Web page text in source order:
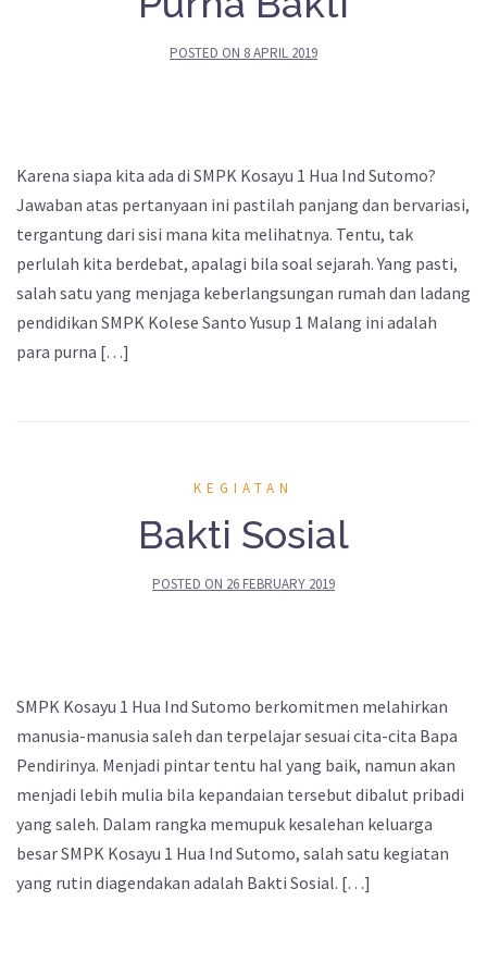
POSTED ON 8 APRIL 2019
Karena siapa kita ada di SMPK Kosayu 1 Hua Ind Sutomo?
Jawaban atas pertanyaan ini pastilah panjang dan bervariasi,
tergantung dari sisi mana kita melihatnya. Tentu, tak
perlulah kita berdebat, apalagi bila soal sejarah. Yang pasti,
salah satu yang menjaga keberlangsungan rumah dan ladang
pendidikan SMPK Kolese Santo Yusup 1 Malang ini adalah
para purna […]
KEGIATAN
Bakti Sosial
POSTED ON 26 FEBRUARY 2019
SMPK Kosayu 1 Hua Ind Sutomo berkomitmen melahirkan
manusia-manusia saleh dan terpelajar sesuai cita-cita Bapa
Pendirinya. Menjadi pintar tentu hal yang baik, namun akan
menjadi lebih mulia bila kepandaian tersebut dibalut pribadi
yang saleh. Dalam rangka memupuk kesalehan keluarga
besar SMPK Kosayu 1 Hua Ind Sutomo, salah satu kegiatan
yang rutin diagendakan adalah Bakti Sosial. […]